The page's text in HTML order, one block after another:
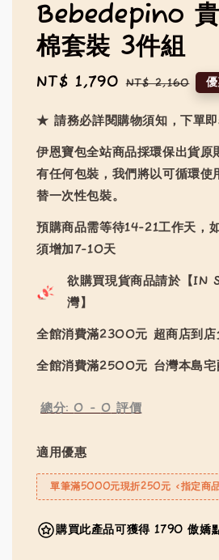
Bebedepino
棉套裝 3件組
Sale
NT$ 1,790 Regular
NT$ 2,160
★ 請務必詳閱購物須知，下單
伊恩寶包全站商品採環保出貨原
有任何包裝，我們將以可循環使
替一次性包裝。
預購商品需等待14-21工作天，
須增加7-10天
欲購買現貨商品請於【IN
灣】
全館消費滿2300元 超商店到店
全館消費滿2500元 台灣本島宅
總分: 0 - 0 評價
適用優惠
單筆滿5000元現折250元 <指定商
購買此產品可獲得 1790 傲嬌